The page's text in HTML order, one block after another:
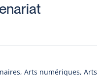
Arts numériques, Arts